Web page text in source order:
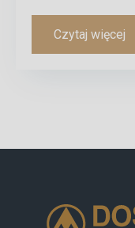
Czytaj więcej